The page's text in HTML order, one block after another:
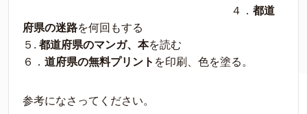
４． 都道
府県の迷路を何回もする
５. 都道府県のマンガ、本を読む
６． 道府県の無料プリント を印刷、色を塗る。
参考になさってください。